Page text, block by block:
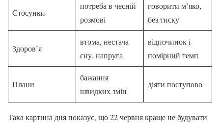
Стосунки
потреба в чесній
розмові
говорити м’яко,
без тиску
Здоров’я
втома, нестача
сну, напруга
відпочинок і
помірний темп
Плани
бажання
швидких змін
діяти поступово
Така картина дня показує, що 22 червня краще не будувати